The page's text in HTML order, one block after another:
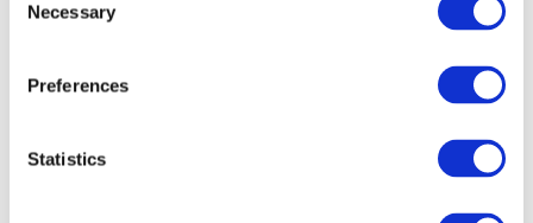
Selection
Necessary
Preferences
Statistics